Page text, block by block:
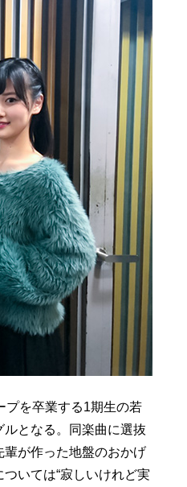
プを卒業する1期生の若
となる。同楽曲に選抜
輩が作った地盤のおかげ
いては“寂しいけれど実